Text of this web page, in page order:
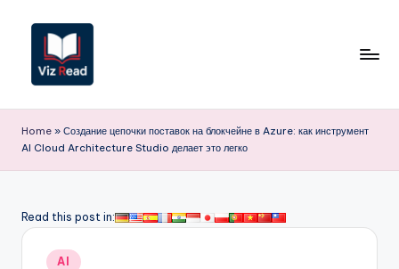
Перейти
содержимому
iz
R
a
Home » Создание цепочки поставок на блокчейне в Azure: как инструмент
AI Cloud Architecture Studio делает это легко
Read this post in:
Опубликовано
AI